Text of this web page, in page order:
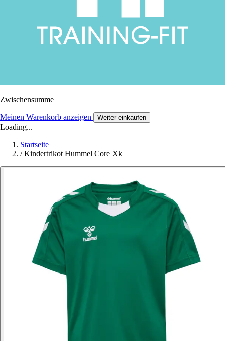
Zwischensumme
Meinen Warenkorb anzeigen Weiter einkaufen
Loading...
Startseite
/ Kindertrikot Hummel Core Xk